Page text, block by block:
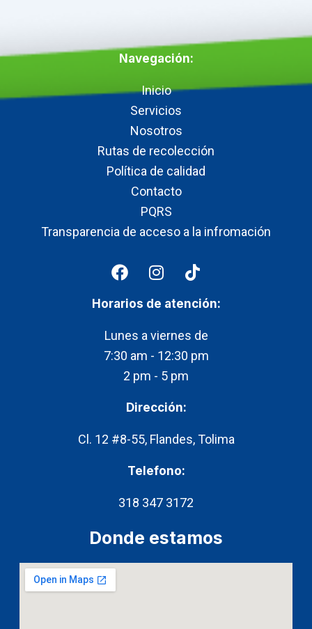
Navegación:
Inicio
Servicios
Nosotros
Rutas de recolección
Política de calidad
Contacto
PQRS
Transparencia de acceso a la infromación
F
a
c
e
b
o
o
k
I
n
s
t
a
g
r
a
m
T
i
k
t
o
k
Horarios de atención:​
Lunes a viernes de
7:30 am - 12:30 pm
2 pm - 5 pm
Dirección:
Cl. 12 #8-55, Flandes, Tolima
Telefono:
318 347 3172
Donde estamos